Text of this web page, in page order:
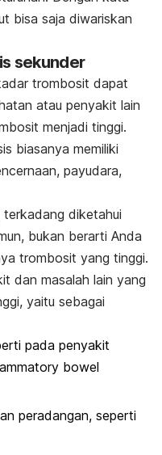
bisa saja diwariskan
sekunder
trombosit dapat
atau penyakit lain
menjadi tinggi.
biasanya memiliki
payudara,
diketahui
bukan berarti Anda
trombosit yang tinggi.
dan masalah lain yang
yaitu sebagai
pada penyakit
bowel
peradangan, seperti